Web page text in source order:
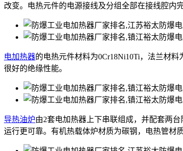
改变。电热元件的电源接线及分组全部在接线腔内完
电加热器的电热元件材料为0Cr18Ni10Ti，法兰材
很好的绝缘性能。
导热油炉由2套电加热器上下串联组成，并配套两
运行更可靠。有机热载体炉材质为碳钢，电热管材